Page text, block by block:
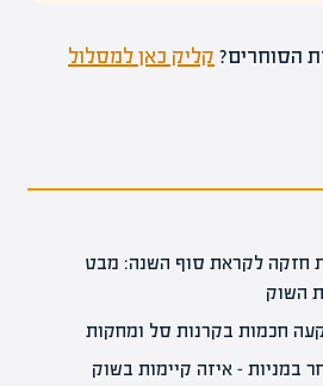
הסוחרים? קליק כאן למסלול
חזקה לקראת סוף השנה: מבט
השוק
חכמות בקרנות סל ומחקות
במניות – איזה קיימות בשוק